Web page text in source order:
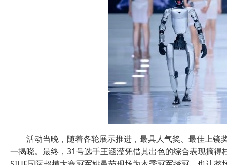
活动当晚，随着各轮展示推进，最具人气奖、最佳上
一揭晓。最终，31号选手王涵滢凭借其出色的综合表现摘